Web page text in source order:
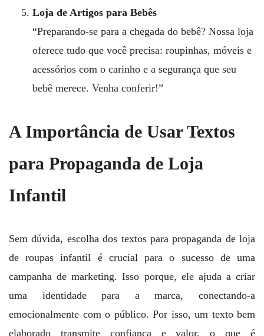
Loja de Artigos para Bebês
“Preparando-se para a chegada do bebê? Nossa loja
oferece tudo que você precisa: roupinhas, móveis e
acessórios com o carinho e a segurança que seu
bebê merece. Venha conferir!”
A Importância de Usar Textos
para Propaganda de Loja
Infantil
Sem dúvida, escolha dos textos para propaganda de loja
de roupas infantil é crucial para o sucesso de uma
campanha de marketing. Isso porque, ele ajuda a criar
uma identidade para a marca, conectando-a
emocionalmente com o público. Por isso, um texto bem
elaborado transmite confiança e valor, o que é